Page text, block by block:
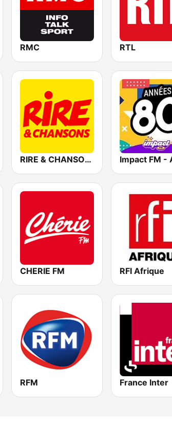
RMC RTL
RIRE & CHANSONS
CHERIE FM RFI Afrique
RFM France Inter